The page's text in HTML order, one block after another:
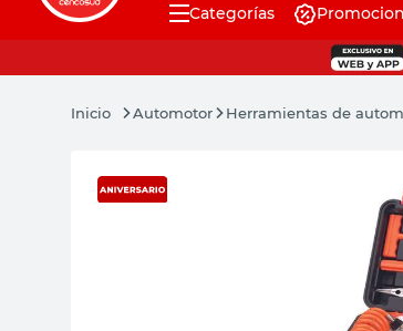
Categorías
Automotor Herramientas de
muebles